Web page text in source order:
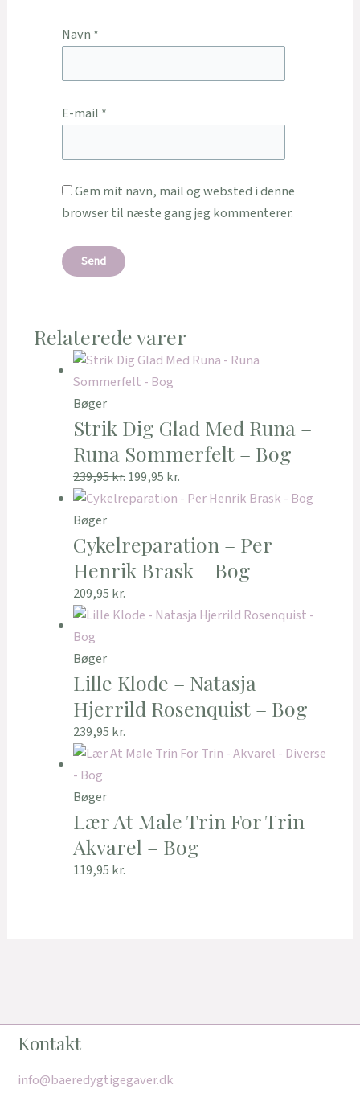
Navn *
E-mail *
Gem mit navn, mail og websted i denne
browser til næste gang jeg kommenterer.
Relaterede varer
Bøger
Strik Dig Glad Med Runa –
Runa Sommerfelt – Bog
239,95kr.199,95 kr.
Bøger
Cykelreparation – Per
Henrik Brask – Bog
209,95 kr.
Bøger
Lille Klode – Natasja
Hjerrild Rosenquist – Bog
239,95 kr.
Bøger
Lær At Male Trin For Trin –
Akvarel – Bog
119,95 kr.
Kontakt
info@baeredygtigegaver.dk